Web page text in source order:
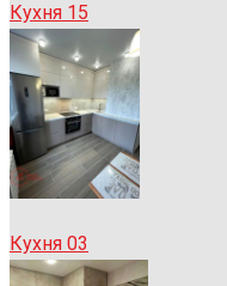
Кухня 15
Кухня 03